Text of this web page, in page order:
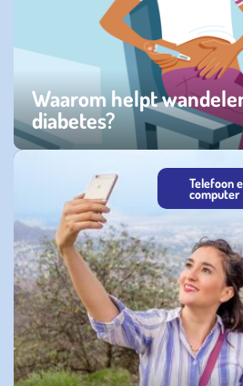
Waarom helpt
diabetes?
maandag 27 januari 2025
Telefoon
computer